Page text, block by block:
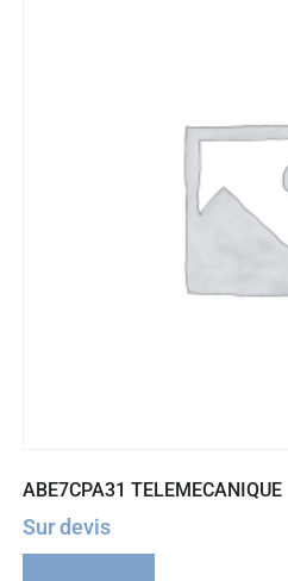
ABE7CPA31 TELEMECANIQUE
Sur devis